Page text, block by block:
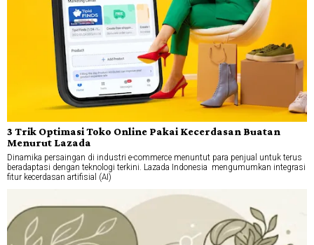
3 Trik Optimasi Toko Online Pakai Kecerdasan Buatan
Menurut Lazada
Dinamika persaingan di industri e-commerce menuntut para penjual untuk terus
beradaptasi dengan teknologi terkini. Lazada Indonesia mengumumkan integrasi
fitur kecerdasan artifisial (AI)